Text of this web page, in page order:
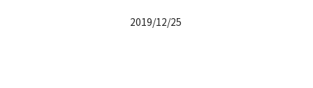
2019/12/25